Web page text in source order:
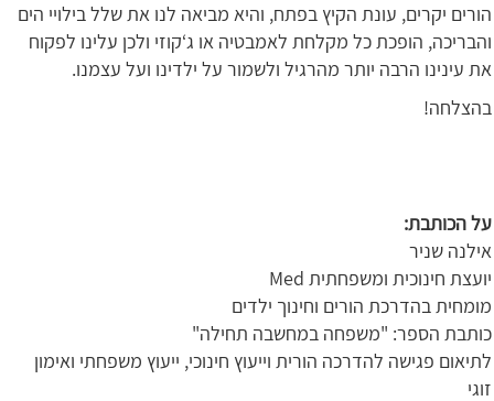
הורים יקרים, עונת הקיץ בפתח, והיא מביאה לנו את שלל בילויי הים
והבריכה, הופכת כל מקלחת לאמבטיה או ג‘קוזי ולכן עלינו לפקוח
את עינינו הרבה יותר מהרגיל ולשמור על ילדינו ועל עצמנו.
בהצלחה!
על הכותבת:
אילנה שניר
יועצת חינוכית ומשפחתית Med
מומחית בהדרכת הורים וחינוך ילדים
כותבת הספר: "משפחה במחשבה תחילה"
לתיאום פגישה להדרכה הורית וייעוץ חינוכי, ייעוץ משפחתי ואימון
זוגי